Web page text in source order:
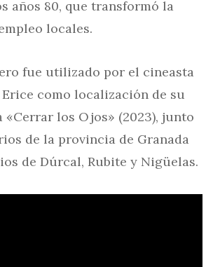
años 80, que transformó la
locales.
fue utilizado por el cineasta
como localización de su
los Ojos» (2023), junto
de la provincia de Granada
de Dúrcal, Rubite y Nigüelas.